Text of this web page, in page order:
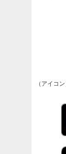
（アイコ